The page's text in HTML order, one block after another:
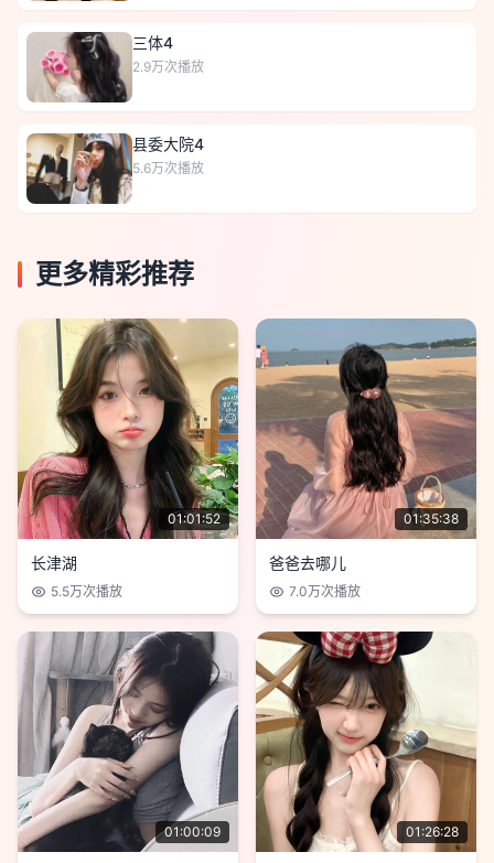
三体4
2.9万次播放
县委大院4
5.6万次播放
更多精彩推荐
01:01:52
长津湖
5.5万次播放
01:35:38
爸爸去哪儿
7.0万次播放
01:00:09 01:26:28